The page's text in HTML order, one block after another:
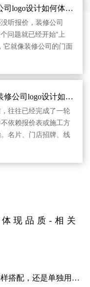
好形象会说话：装修公司logo设计如何体现品质
听报价，装修公司
问题就已经开始“上
它就像装修公司的门面
觉得靠谱；做得随
便画个房子、加把尺
要帮品牌先把专业
。
品质感从何而来——装修公司logo设计如何体现品质
往往已经完成了一轮
依赖报价表或施工方
名片、门店招牌、线
潜意识里影响判断方
现品质-相关
设计logo时，文字、字母和图形改怎样搭配，还是单独用图形或者汉字设计好呢？